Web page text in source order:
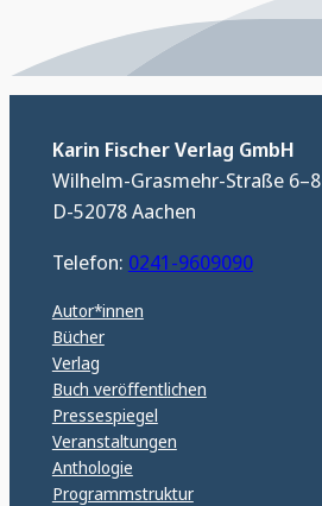
Karin Fischer Verlag GmbH
Wilhelm-Grasmehr-Straße 6–8
D-52078 Aachen
Telefon: 0241-9609090
Autor*innen
Bücher
Verlag
Buch veröffentlichen
Pressespiegel
Veranstaltungen
Anthologie
Programmstruktur